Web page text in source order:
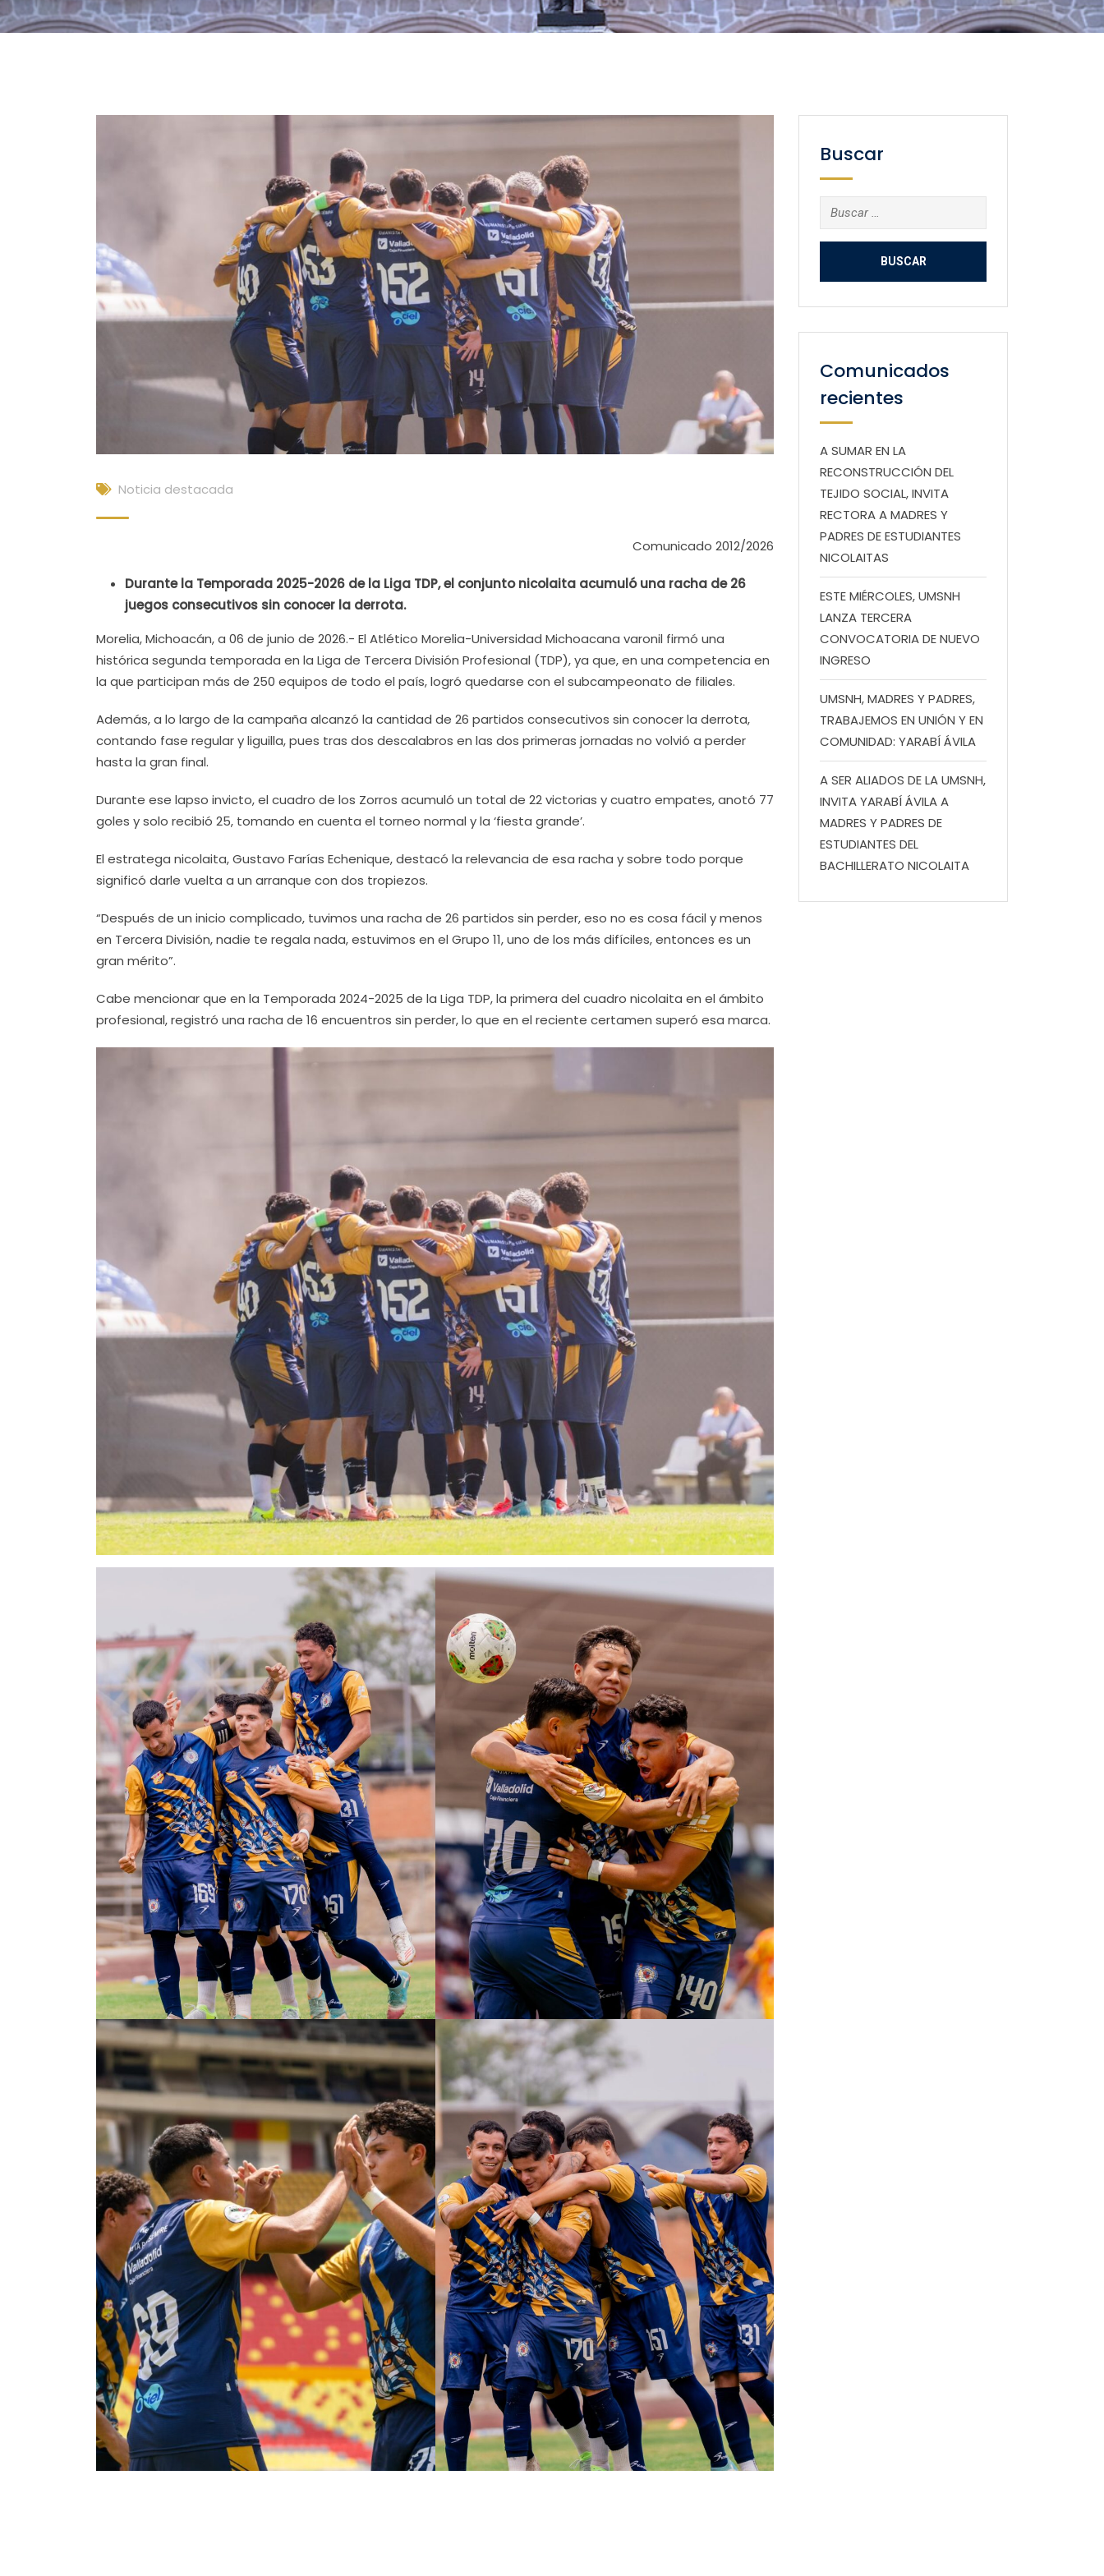
Noticia destacada
Comunicado 2012/2026
Durante la Temporada 2025-2026 de la Liga TDP, el conjunto nicolaita acumuló una racha de 26
juegos consecutivos sin conocer la derrota.
Morelia, Michoacán, a 06 de junio de 2026.- El Atlético Morelia-Universidad Michoacana varonil firmó una
histórica segunda temporada en la Liga de Tercera División Profesional (TDP), ya que, en una competencia en
la que participan más de 250 equipos de todo el país, logró quedarse con el subcampeonato de filiales.
Además, a lo largo de la campaña alcanzó la cantidad de 26 partidos consecutivos sin conocer la derrota,
contando fase regular y liguilla, pues tras dos descalabros en las dos primeras jornadas no volvió a perder
hasta la gran final.
Durante ese lapso invicto, el cuadro de los Zorros acumuló un total de 22 victorias y cuatro empates, anotó 77
goles y solo recibió 25, tomando en cuenta el torneo normal y la ‘fiesta grande’.
El estratega nicolaita, Gustavo Farías Echenique, destacó la relevancia de esa racha y sobre todo porque
significó darle vuelta a un arranque con dos tropiezos.
“Después de un inicio complicado, tuvimos una racha de 26 partidos sin perder, eso no es cosa fácil y menos
en Tercera División, nadie te regala nada, estuvimos en el Grupo 11, uno de los más difíciles, entonces es un
gran mérito”.
Cabe mencionar que en la Temporada 2024-2025 de la Liga TDP, la primera del cuadro nicolaita en el ámbito
profesional, registró una racha de 16 encuentros sin perder, lo que en el reciente certamen superó esa marca.
Buscar
Buscar:
Comunicados
recientes
A SUMAR EN LA
RECONSTRUCCIÓN DEL
TEJIDO SOCIAL, INVITA
RECTORA A MADRES Y
PADRES DE ESTUDIANTES
NICOLAITAS
ESTE MIÉRCOLES, UMSNH
LANZA TERCERA
CONVOCATORIA DE NUEVO
INGRESO
UMSNH, MADRES Y PADRES,
TRABAJEMOS EN UNIÓN Y EN
COMUNIDAD: YARABÍ ÁVILA
A SER ALIADOS DE LA UMSNH,
INVITA YARABÍ ÁVILA A
MADRES Y PADRES DE
ESTUDIANTES DEL
BACHILLERATO NICOLAITA